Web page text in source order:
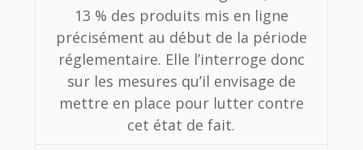
13 % des produits mis en ligne
précisément au début de la période
réglementaire. Elle l’interroge donc
sur les mesures qu’il envisage de
mettre en place pour lutter contre
cet état de fait.